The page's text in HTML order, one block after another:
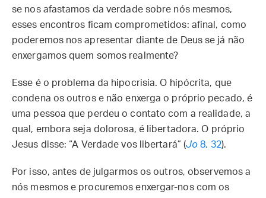
se nos afastamos da verdade sobre nós mesmos,
esses encontros ficam comprometidos: afinal, como
poderemos nos apresentar diante de Deus se já não
enxergamos quem somos realmente?
Esse é o problema da hipocrisia. O hipócrita, que
condena os outros e não enxerga o próprio pecado, é
uma pessoa que perdeu o contato com a realidade, a
qual, embora seja dolorosa, é libertadora. O próprio
Jesus disse: “A Verdade vos libertará” (Jo 8, 32).
Por isso, antes de julgarmos os outros, observemos a
nós mesmos e procuremos enxergar-nos com os